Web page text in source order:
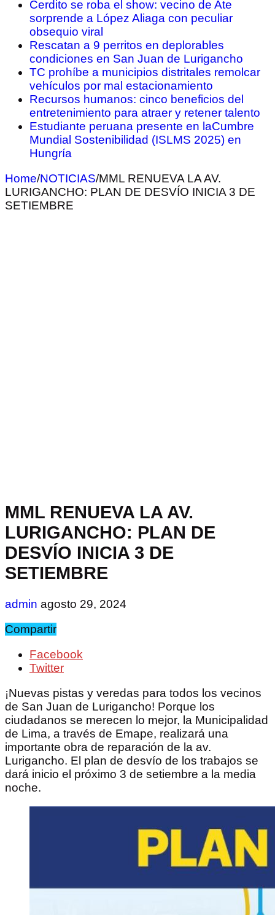
Cerdito se roba el show: vecino de Ate
sorprende a López Aliaga con peculiar
obsequio viral
Rescatan a 9 perritos en deplorables
condiciones en San Juan de Lurigancho
TC prohíbe a municipios distritales remolcar
vehículos por mal estacionamiento
Recursos humanos: cinco beneficios del
entretenimiento para atraer y retener talento
Estudiante peruana presente en laCumbre
Mundial Sostenibilidad (ISLMS 2025) en
Hungría
Home/NOTICIAS/MML RENUEVA LA AV.
LURIGANCHO: PLAN DE DESVÍO INICIA 3 DE
SETIEMBRE
MML RENUEVA LA AV.
LURIGANCHO: PLAN DE
DESVÍO INICIA 3 DE
SETIEMBRE
admin agosto 29, 2024
Compartir
Facebook
Twitter
¡Nuevas pistas y veredas para todos los vecinos
de San Juan de Lurigancho! Porque los
ciudadanos se merecen lo mejor, la Municipalidad
de Lima, a través de Emape, realizará una
importante obra de reparación de la av.
Lurigancho. El plan de desvío de los trabajos se
dará inicio el próximo 3 de setiembre a la media
noche.